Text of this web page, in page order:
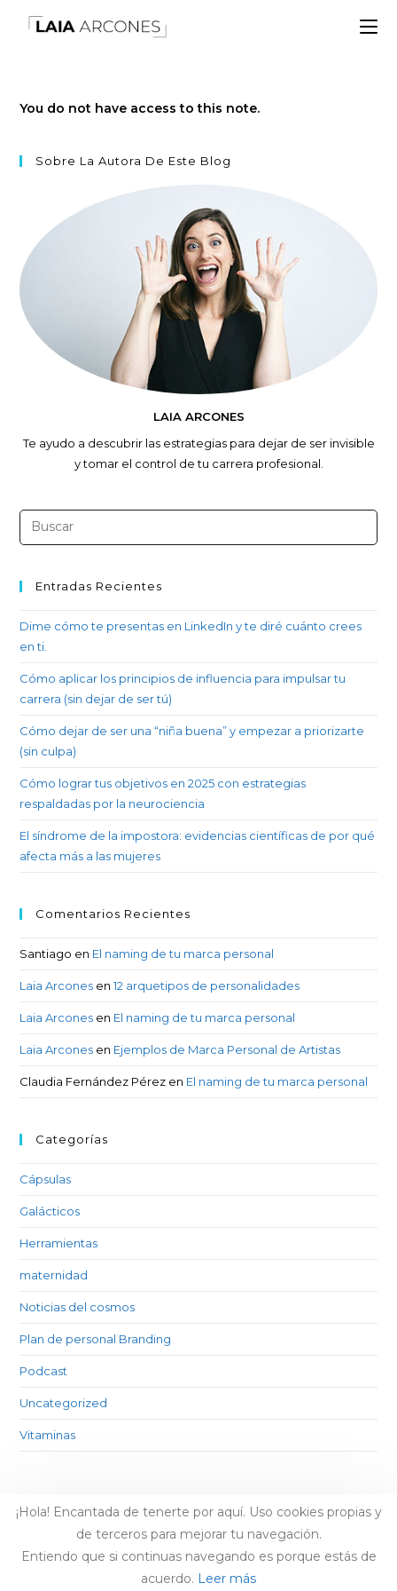
You do not have access to this note.
Sobre La Autora De Este Blog
LAIA ARCONES
Te ayudo a descubrir las estrategias para dejar de ser invisible
y tomar el control de tu carrera profesional.
Entradas Recientes
Dime cómo te presentas en LinkedIn y te diré cuánto crees
en ti.
Cómo aplicar los principios de influencia para impulsar tu
carrera (sin dejar de ser tú)
Cómo dejar de ser una “niña buena” y empezar a priorizarte
(sin culpa)
Cómo lograr tus objetivos en 2025 con estrategias
respaldadas por la neurociencia
El síndrome de la impostora: evidencias científicas de por qué
afecta más a las mujeres
Comentarios Recientes
Santiago en El naming de tu marca personal
Laia Arcones en12 arquetipos de personalidades
Laia Arcones en El naming de tu marca personal
Laia Arcones en Ejemplos de Marca Personal de Artistas
Claudia Fernández Pérez en El naming de tu marca personal
Categorías
Cápsulas
Galácticos
Herramientas
maternidad
Noticias del cosmos
Plan de personal Branding
Podcast
Uncategorized
Vitaminas
¡Hola! Encantada de tenerte por aquí. Uso cookies propias y
de terceros para mejorar tu navegación.
Entiendo que si continuas navegando es porque estás de
acuerdo. Leer más